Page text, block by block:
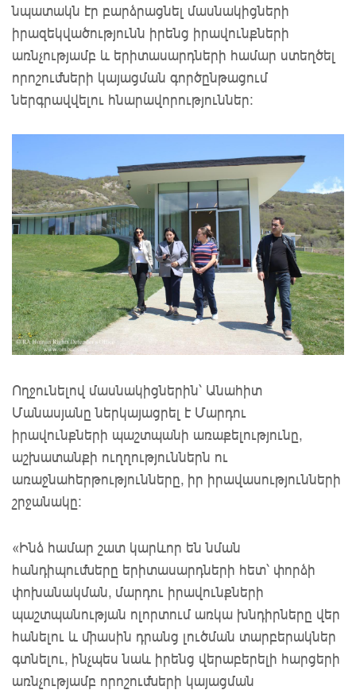
նպատակն էր բարձրացնել մասնակիցների
իրազեկվածությունն իրենց իրավունքների
առնչությամբ և երիտասարդների համար ստեղծել
որոշումների կայացման գործընթացում
ներգրավվելու հնարավորություններ:
Ողջունելով մասնակիցներին՝ Անահիտ
Մանասյանը ներկայացրել է Մարդու
իրավունքների պաշտպանի առաքելությունը,
աշխատանքի ուղղություններն ու
առաջնահերթությունները, իր իրավասությունների
շրջանակը։
«Ինձ համար շատ կարևոր են նման
հանդիպումները երիտասարդների հետ՝ փորձի
փոխանակման, մարդու իրավունքների
պաշտպանության ոլորտում առկա խնդիրները վեր
հանելու և միասին դրանց լուծման տարբերակներ
գտնելու, ինչպես նաև իրենց վերաբերելի հարցերի
առնչությամբ որոշումների կայացման